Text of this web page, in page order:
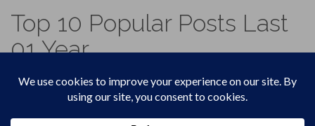
Top 10 Popular Posts Last
01 Year
Footer
Top Home